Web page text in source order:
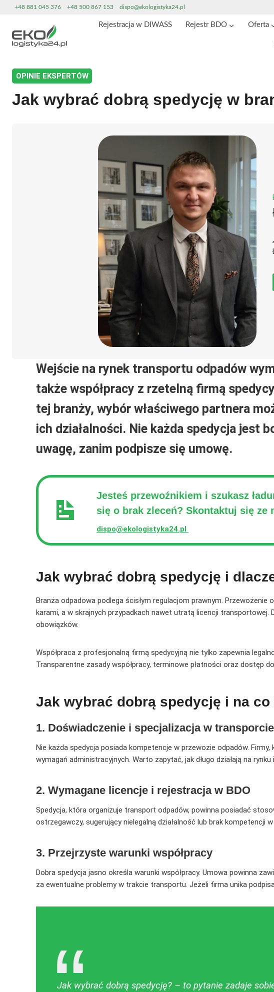
Przeskocz
treści
+48 881 045 376 +48 500 867 153 dispo@ekologistyka24.pl
Rejestracja w DIWASS Rejestr BDO Oferta
OPINIE EKSPERTÓW
Jak wybrać dobrą spedycję w
Wejście na rynek transportu odpadów
także współpracy z rzetelną firmą
tej branży, wybór właściwego partnera
ich działalności. Nie każda spedycja jest
uwagę, zanim podpisze się umowę.
Jesteś przewoźnikiem i szukasz
się o brak zleceń? Skontaktuj się ze
dispo@ekologistyka24.pl
Jak wybrać dobrą spedycję i
Branża odpadowa podlega ścisłym regulacjom prawnym. Przewożenie
karami, a w skrajnych przypadkach nawet utratą licencji transportowej.
obowiązków.
Współpraca z profesjonalną firmą spedycyjną nie tylko zapewnia
Transparentne zasady współpracy, terminowe płatności oraz dostęp
Jak wybrać dobrą spedycję i na
1. Doświadczenie i specjalizacja w
Nie każda spedycja posiada kompetencje w przewozie odpadów.
wymagań administracyjnych. Warto zapytać, jak długo działają na
2. Wymagane licencje i rejestracja w BDO
Spedycja, która organizuje transport odpadów, powinna posiadać
ostrzegawczy, sugerujący nielegalną działalność lub brak kompetencji
3. Przejrzyste warunki współpracy
Dobra spedycja jasno określa warunki współpracy. Umowa powinna
za ewentualne problemy w trakcie transportu. Jeżeli firma unika
Jak wybrać dobrą spedycję? – to pytanie zadaje